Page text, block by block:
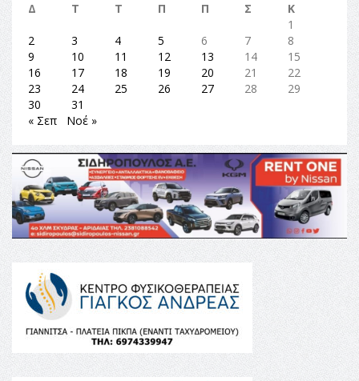
Δ
Τ Τ Π Π Σ
Κ
1
2
3 4 5 6 7
8
9
10 11 12 13 14
15
16
17 18 19 20 21
22
23
24 25 26 27 28
29
30
31
« Σεπ
Νοέ »